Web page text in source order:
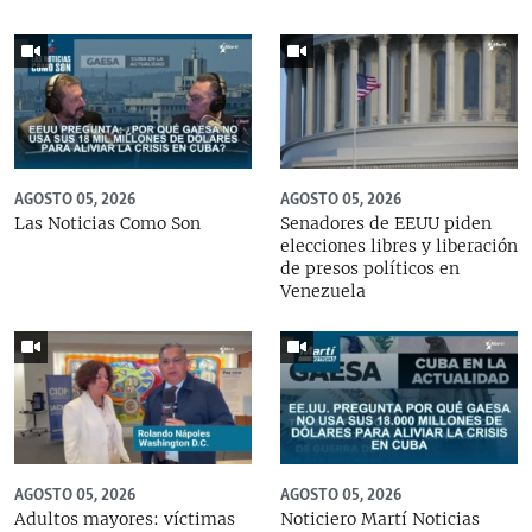
AGOSTO 05, 2026
Las Noticias Como Son
AGOSTO 05, 2026
Senadores de EEUU piden
elecciones libres y liberación
de presos políticos en
Venezuela
AGOSTO 05, 2026
Adultos mayores: víctimas
AGOSTO 05, 2026
Noticiero Martí Noticias